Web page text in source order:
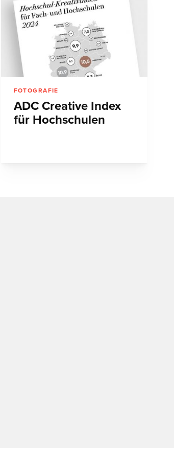
FOTOGRAFIE
ADC Creative Index
für Hochschulen